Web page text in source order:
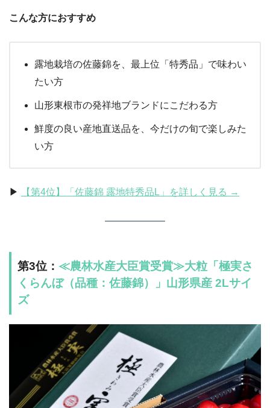
こんな方におすすめ
露地栽培の佐藤錦を、最上位「特秀品」で味わい
たい方
山形東根市の発祥地ブランドにこだわる方
鮮度の良い産地直送品を、今だけの旬で楽しみた
い方
▶︎ 【第4位】「佐藤錦 露地特秀品L」を詳しく見る →
第3位： ≪農林水産大臣賞受賞≫大粒「極実さ
くらんぼ（品種：佐藤錦）」山形県産 2Lサイ
ズ